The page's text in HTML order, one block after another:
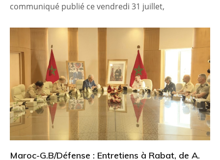
communiqué publié ce vendredi 31 juillet,
Maroc-G.B/Défense : Entretiens à Rabat, de A.